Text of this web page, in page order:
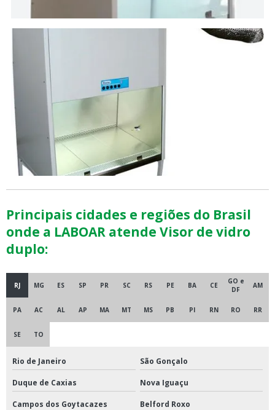
Principais cidades e regiões do Brasil
onde a LABOAR atende Visor de vidro
duplo:
RJ MG ES SP PR SC RS PE BA CE
GO e
DF
AM
PA AC AL AP MA MT MS PB PI RN RO RR
SE TO
Rio de Janeiro São Gonçalo
Duque de Caxias Nova Iguaçu
Campos dos Goytacazes Belford Roxo